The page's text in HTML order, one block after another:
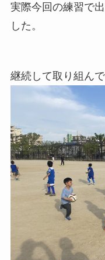
実際今回の練習で
した。
継続して取り組ん